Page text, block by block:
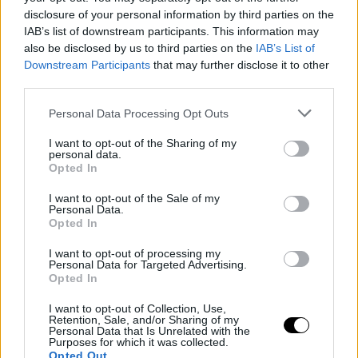
disclosure of your personal information by third parties on the
IAB’s list of downstream participants. This information may
also be disclosed by us to third parties on the IAB’s List of
Downstream Participants that may further disclose it to other
Personal Data Processing Opt Outs
I want to opt-out of the Sharing of my
personal data.
Opted In
I want to opt-out of the Sale of my
Personal Data.
Opted In
I want to opt-out of processing my
Personal Data for Targeted Advertising.
Opted In
I want to opt-out of Collection, Use,
Retention, Sale, and/or Sharing of my
Personal Data that Is Unrelated with the
Purposes for which it was collected.
Πλοία που ταξιδεύουν σε θάλασσες από εκτυφλωτική ομίχλη,
του κοινού, ομπρέλες στροβιλίζουν στον αέρα καταβρέχοντας,
φυσαλίδες αιωρούνται, κλόουν ίπτανται κυνηγώντας τες,